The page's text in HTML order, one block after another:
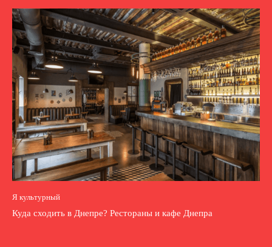
Я культурный
Куда сходить в Днепре? Рестораны и кафе Днепра